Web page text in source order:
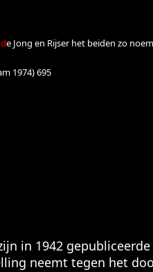
de Jong en Rijser het beiden zo
1974) 695
in 1942
neemt tegen het